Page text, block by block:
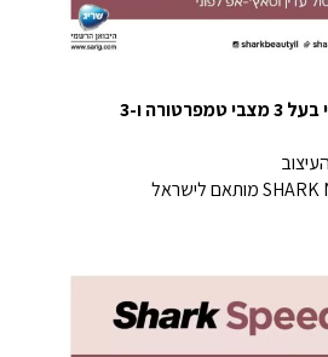
מנוע דיגיטלי עוצמתי בעל 3 מצבי טמפרטורה ו-3